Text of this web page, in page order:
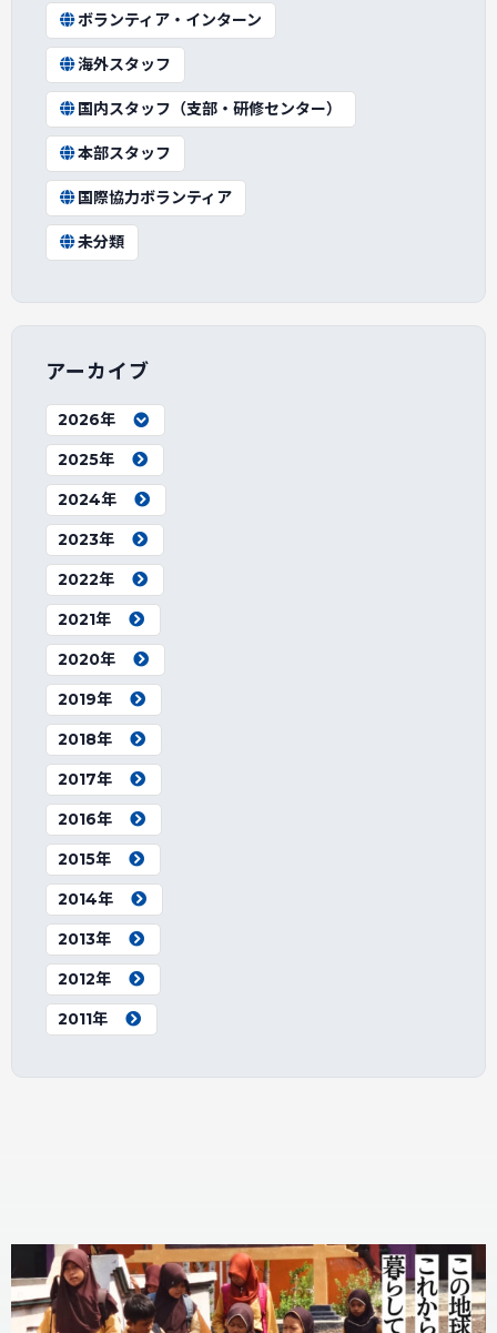
ボランティア・インターン
海外スタッフ
国内スタッフ（支部・研修センター）
本部スタッフ
国際協力ボランティア
未分類
アーカイブ
2026年
2025年
2024年
2023年
2022年
2021年
2020年
2019年
2018年
2017年
2016年
2015年
2014年
2013年
2012年
2011年